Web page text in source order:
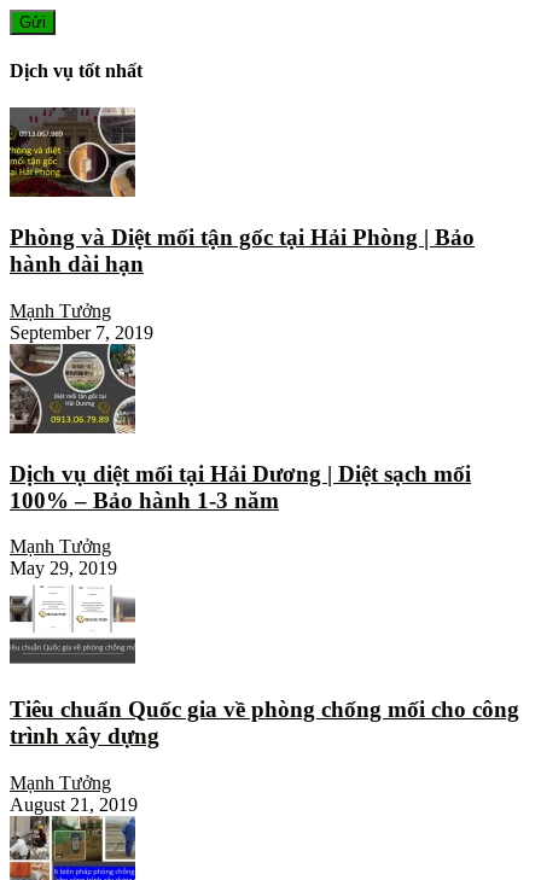
Dịch vụ tốt nhất
Phòng và Diệt mối tận gốc tại Hải Phòng | Bảo
hành dài hạn
Mạnh Tưởng
September 7, 2019
Dịch vụ diệt mối tại Hải Dương | Diệt sạch mối
100% – Bảo hành 1-3 năm
Mạnh Tưởng
May 29, 2019
Tiêu chuẩn Quốc gia về phòng chống mối cho công
trình xây dựng
Mạnh Tưởng
August 21, 2019